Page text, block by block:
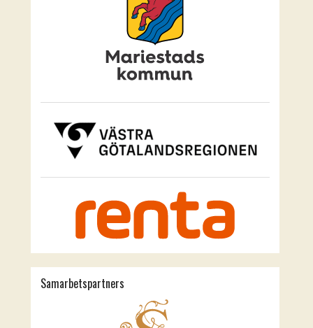
Samarbetspartners